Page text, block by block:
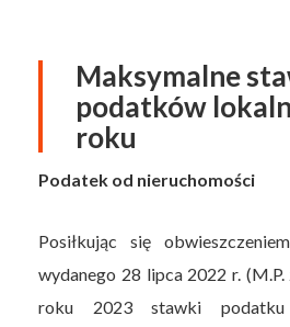
Maksymalne
podatków
roku
Podatek od nieruchomości
Posiłkując się
wydanego 28 lipca 2022 r.
roku 2023 stawki podatku